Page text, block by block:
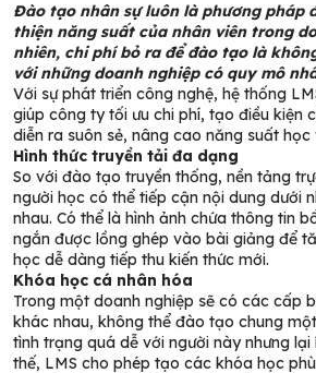
Đào tạo nhân sự luôn là phương pháp
thiện năng suất của nhân viên trong
nhiên, chi phí bỏ ra để đào tạo là
với những doanh nghiệp có quy mô
Với sự phát triển công nghệ, hệ thống
giúp công ty tối ưu chi phí, tạo điều kiện
diễn ra suôn sẻ, nâng cao năng suất học
Hình thức truyền tải đa dạng
So với đào tạo truyền thống, nền tảng
người học có thể tiếp cận nội dung dưới
nhau. Có thể là hình ảnh chứa thông tin
ngắn được lồng ghép vào bài giảng để
học dễ dàng tiếp thu kiến thức mới.
Khóa học cá nhân hóa
Trong một doanh nghiệp sẽ có các cấp
khác nhau, không thể đào tạo chung
tình trạng quá dễ với người này nhưng
thế, LMS cho phép tạo các khóa học